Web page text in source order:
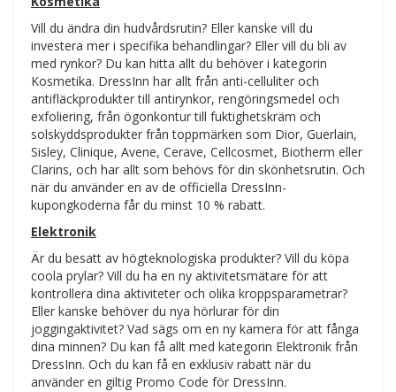
Vill du ändra din hudvårdsrutin? Eller kanske vill du
investera mer i specifika behandlingar? Eller vill du bli av
med rynkor? Du kan hitta allt du behöver i kategorin
Kosmetika. DressInn har allt från anti-celluliter och
antifläckprodukter till antirynkor, rengöringsmedel och
exfoliering, från ögonkontur till fuktighetskräm och
solskyddsprodukter från toppmärken som Dior, Guerlain,
Sisley, Clinique, Avene, Cerave, Cellcosmet, Biotherm eller
Clarins, och har allt som behövs för din skönhetsrutin. Och
när du använder en av de officiella DressInn-
kupongkoderna får du minst 10 % rabatt.
Elektronik
Är du besatt av högteknologiska produkter? Vill du köpa
coola prylar? Vill du ha en ny aktivitetsmätare för att
kontrollera dina aktiviteter och olika kroppsparametrar?
Eller kanske behöver du nya hörlurar för din
joggingaktivitet? Vad sägs om en ny kamera för att fånga
dina minnen? Du kan få allt med kategorin Elektronik från
DressInn. Och du kan få en exklusiv rabatt när du
använder en giltig Promo Code för DressInn.